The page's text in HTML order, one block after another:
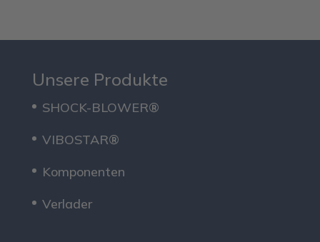
Unsere Produkte
SHOCK-BLOWER®
VIBOSTAR®
Komponenten
Verlader